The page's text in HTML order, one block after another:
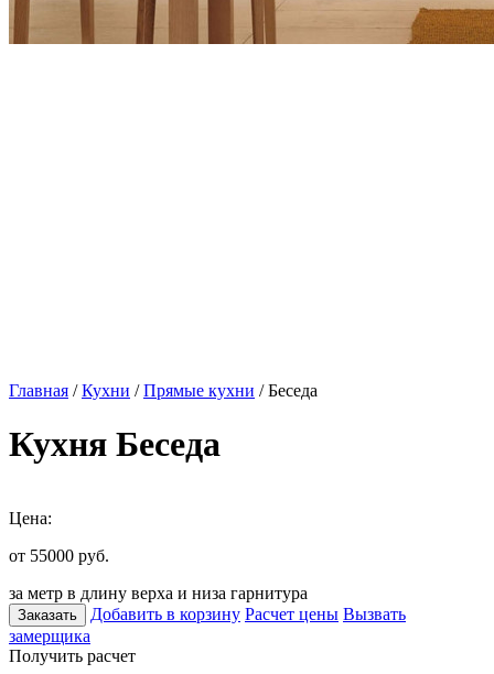
Главная /Кухни /Прямые кухни / Беседа
Кухня Беседа
Цена:
от 55000 руб.
за метр в длину верха и низа гарнитура
Заказать Добавить в корзину Расчет цены Вызвать
замерщика
Получить расчет